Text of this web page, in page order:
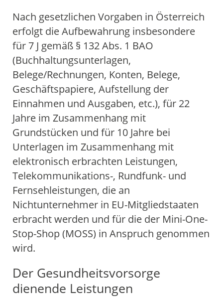
Nach gesetzlichen Vorgaben in Österreich
erfolgt die Aufbewahrung insbesondere
für 7 J gemäß § 132 Abs. 1 BAO
(Buchhaltungsunterlagen,
Belege/Rechnungen, Konten, Belege,
Geschäftspapiere, Aufstellung der
Einnahmen und Ausgaben, etc.), für 22
Jahre im Zusammenhang mit
Grundstücken und für 10 Jahre bei
Unterlagen im Zusammenhang mit
elektronisch erbrachten Leistungen,
Telekommunikations-, Rundfunk- und
Fernsehleistungen, die an
Nichtunternehmer in EU-Mitgliedstaaten
erbracht werden und für die der Mini-One-
Stop-Shop (MOSS) in Anspruch genommen
wird.
Der Gesundheitsvorsorge
dienende Leistungen